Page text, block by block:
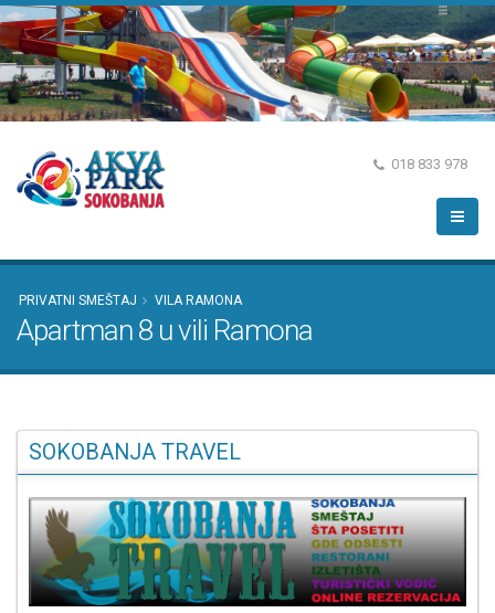
018 833 978
PRIVATNI SMEŠTAJ VILA RAMONA
Apartman 8 u vili Ramona
SOKOBANJA TRAVEL